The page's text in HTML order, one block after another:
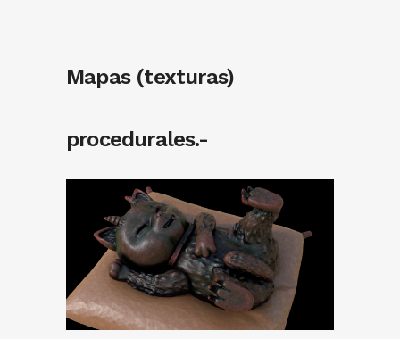
Mapas (texturas)
procedurales.-